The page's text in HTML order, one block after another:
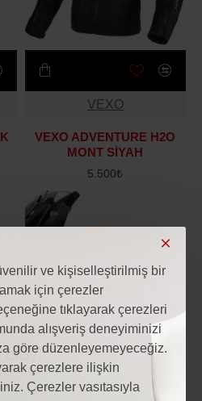
ve kişiselleştirilmiş bir
için çerezler
tıklayarak çerezleri
alışveriş deneyiminizi
göre düzenleyemeyeceğiz.
çerezlere ilişkin
Çerezler vasıtasıyla
VEXO
VEXO ADVENTURE H2O
MONT SİYAH
5.500₺